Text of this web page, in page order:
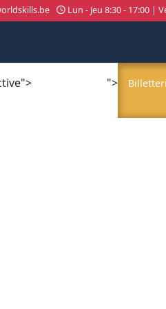
Lun - Jeu 8:30 - 17:00 |
">